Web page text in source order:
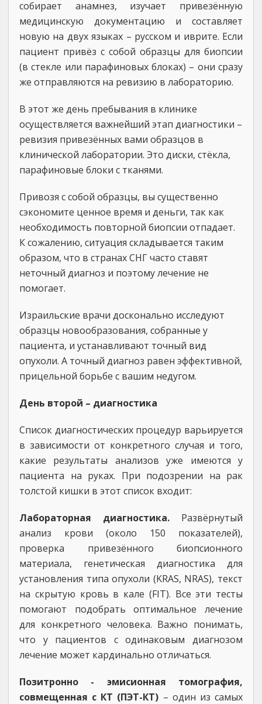
собирает анамнез, изучает привезённую
медицинскую документацию и составляет
новую на двух языках – русском и иврите. Если
пациент привёз с собой образцы для биопсии
(в стекле или парафиновых блоках) – они сразу
же отправляются на ревизию в лабораторию.
В этот же день пребывания в клинике
осуществляется важнейший этап диагностики –
ревизия привезённых вами образцов в
клинической лаборатории. Это диски, стёкла,
парафиновые блоки с тканями.
Привозя с собой образцы, вы существенно
сэкономите ценное время и деньги, так как
необходимость повторной биопсии отпадает.
К сожалению, ситуация складывается таким
образом, что в странах СНГ часто ставят
неточный диагноз и поэтому лечение не
помогает.
Израильские врачи досконально исследуют
образцы новообразования, собранные у
пациента, и устанавливают точный вид
опухоли. А точный диагноз равен эффективной,
прицельной борьбе с вашим недугом.
День второй – диагностика
Список диагностических процедур варьируется
в зависимости от конкретного случая и того,
какие результаты анализов уже имеются у
пациента на руках. При подозрении на рак
толстой кишки в этот список входит:
Лабораторная диагностика. Развёрнутый
анализ крови (около 150 показателей),
проверка привезённого биопсионного
материала, генетическая диагностика для
установления типа опухоли (KRAS, NRAS), текст
на скрытую кровь в кале (FIT). Все эти тесты
помогают подобрать оптимальное лечение
для конкретного человека. Важно понимать,
что у пациентов с одинаковым диагнозом
лечение может кардинально отличаться.
Позитронно - эмисионная томография,
совмещенная с КТ (ПЭТ-КТ) – один из самых